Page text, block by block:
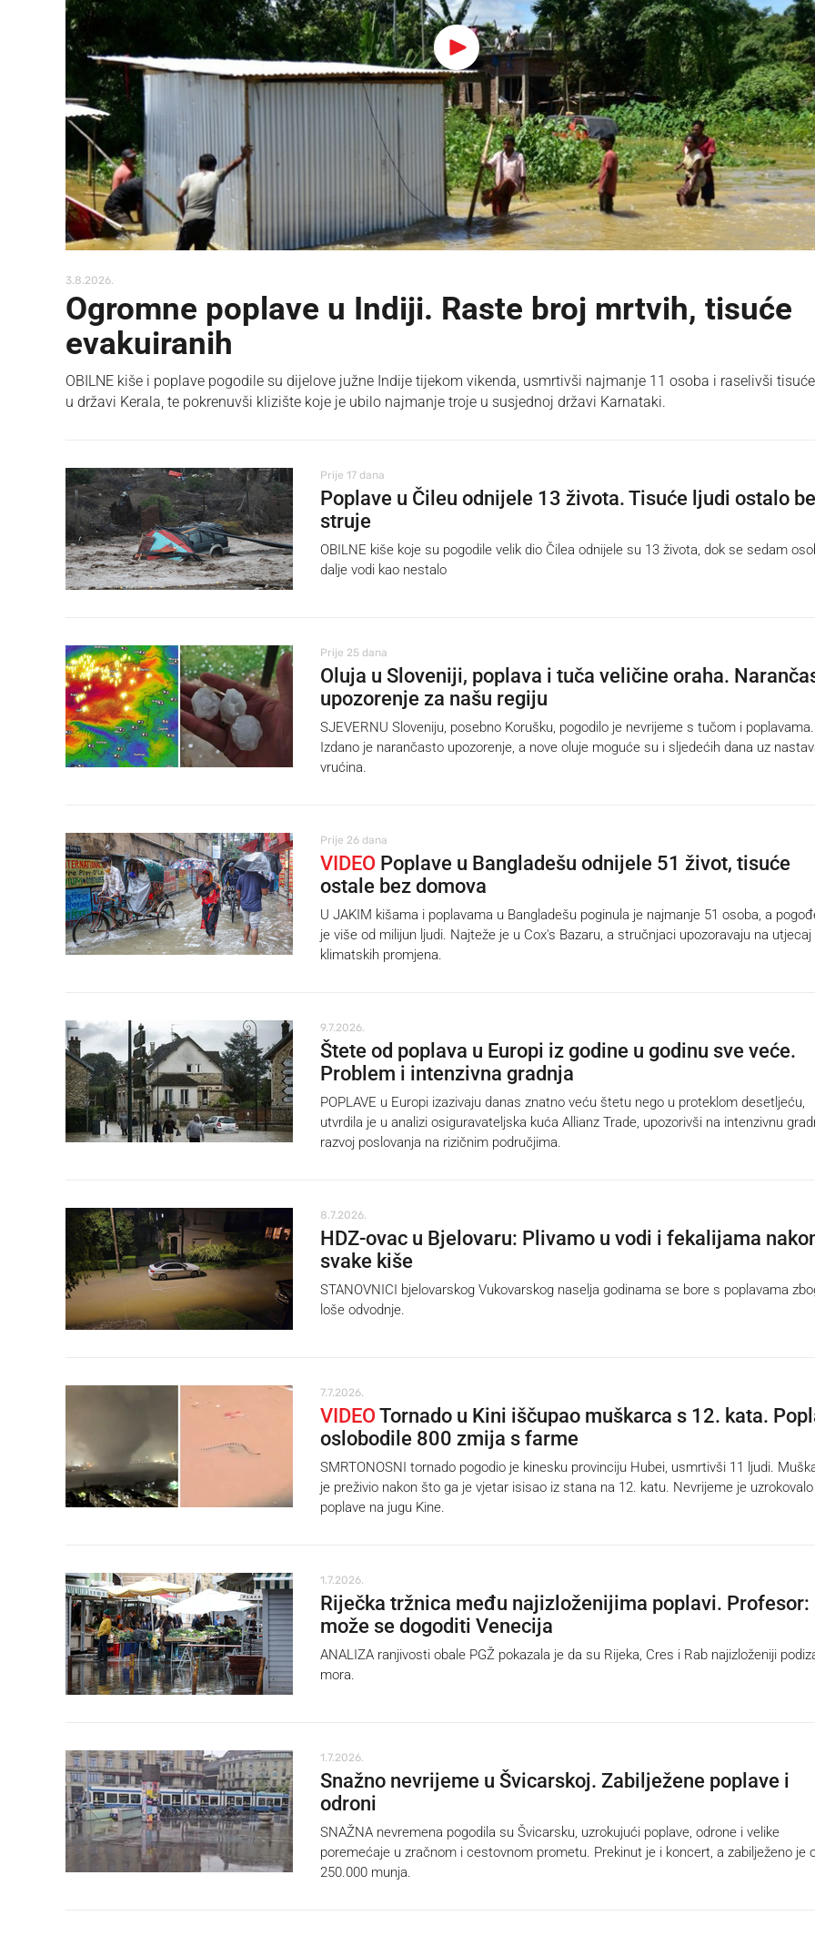
3.8.2026.
Ogromne poplave u Indiji. Raste broj mrtvih, tisuće
evakuiranih
OBILNE kiše ​i poplave pogodile su dijelove južne Indije ⁠tijekom vikenda, usmrtivši najmanje 11 osoba i raselivši
u državi ​Kerala, te pokrenuvši ​klizište koje je ubilo najmanje troje u susjednoj državi Karnataki.
Prije 17 dana
Poplave u Čileu odnijele 13 života. Tisuće ljudi ostalo
struje
OBILNE kiše koje su pogodile velik dio Čilea odnijele su 13 života, dok se sedam
dalje vodi kao nestalo
Prije 25 dana
Oluja u Sloveniji, poplava i tuča veličine oraha.
upozorenje za našu regiju
SJEVERNU Sloveniju, posebno Korušku, pogodilo je nevrijeme s tučom i poplavama.
Izdano je narančasto upozorenje, a nove oluje moguće su i sljedećih dana uz
vrućina.
Prije 26 dana
VIDEO Poplave u Bangladešu odnijele 51 život, tisuće
ostale bez domova
U JAKIM kišama i poplavama u Bangladešu poginula je najmanje 51 osoba, a
je više od milijun ljudi. Najteže je u Cox's Bazaru, a stručnjaci upozoravaju na utjecaj
klimatskih promjena.
9.7.2026.
Štete od poplava u Europi iz godine u godinu sve veće.
Problem i intenzivna gradnja
POPLAVE u Europi izazivaju danas znatno veću štetu nego u proteklom desetljeću,
utvrdila je u analizi osiguravateljska kuća Allianz Trade, upozorivši na intenzivnu
razvoj poslovanja na rizičnim područjima.
8.7.2026.
HDZ-ovac u Bjelovaru: Plivamo u vodi i fekalijama
svake kiše
STANOVNICI bjelovarskog Vukovarskog naselja godinama se bore s poplavama
loše odvodnje.
7.7.2026.
VIDEO Tornado u Kini iščupao muškarca s 12. kata.
oslobodile 800 zmija s farme
SMRTONOSNI tornado pogodio je kinesku provinciju Hubei, usmrtivši 11 ljudi.
je preživio nakon što ga je vjetar isisao iz stana na 12. katu. Nevrijeme je
poplave na jugu Kine.
1.7.2026.
Riječka tržnica među najizloženijima poplavi. Profesor:
može se dogoditi Venecija
ANALIZA ranjivosti obale PGŽ pokazala je da su Rijeka, Cres i Rab najizloženiji
mora.
1.7.2026.
Snažno nevrijeme u Švicarskoj. Zabilježene poplave i
odroni
SNAŽNA nevremena pogodila su Švicarsku, uzrokujući poplave, odrone i velike
poremećaje u zračnom i cestovnom prometu. Prekinut je i koncert, a zabilježeno je
250.000 munja.